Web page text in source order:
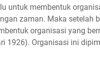
untuk membentuk
zaman. Maka setelah
organisasi yang
1926). Organisasi ini